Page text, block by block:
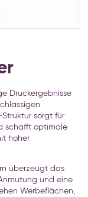
Druckergebnisse
sorgt für
schafft optimale
hoher
überzeugt das
und eine
Werbeflächen,